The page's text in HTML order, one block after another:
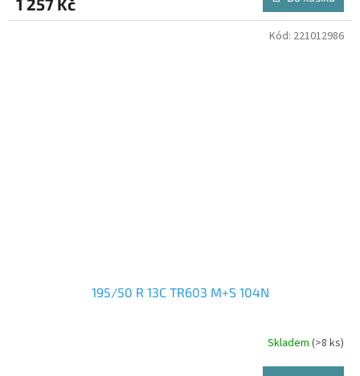
1 257 Kč
195/50 R 13C TR603 M+S 104N
Skladem (>8 ks)
Kód: 221012986